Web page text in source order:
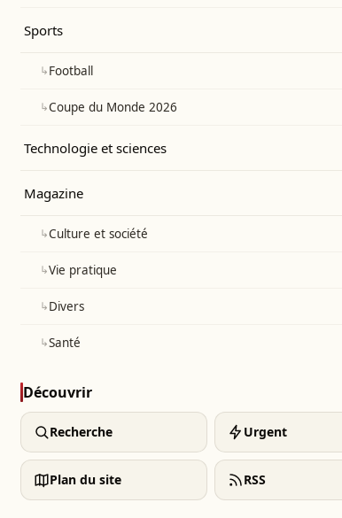
Sports
↳Football
↳Coupe du Monde 2026
Technologie et sciences
Magazine
↳Culture et société
↳Vie pratique
↳Divers
↳Santé
Découvrir
Recherche Urgent
Plan du site RSS